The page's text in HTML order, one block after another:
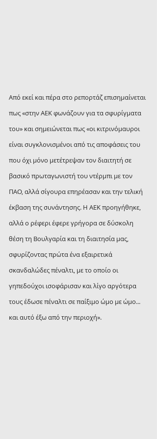
Από εκεί και πέρα στο ρεπορτάζ επισημαίνεται
πως «στην ΑΕΚ φωνάζουν για τα σφυρίγματα
του» και σημειώνεται πως «οι κιτρινόμαυροι
είναι συγκλονισμένοι από τις αποφάσεις του
που όχι μόνο μετέτρεψαν τον διαιτητή σε
βασικό πρωταγωνιστή του ντέρμπι με τον
ΠΑΟ, αλλά σίγουρα επηρέασαν και την τελική
έκβαση της συνάντησης. Η ΑΕΚ προηγήθηκε,
αλλά ο ρέφερι έφερε γρήγορα σε δύσκολη
θέση τη Βουλγαρία και τη διαιτησία μας,
σφυρίζοντας πρώτα ένα εξαιρετικά
σκανδαλώδες πέναλτι, με το οποίο οι
γηπεδούχοι ισοφάρισαν και λίγο αργότερα
τους έδωσε πέναλτι σε παίξιμο ώμο με ώμο...
και αυτό έξω από την περιοχή».